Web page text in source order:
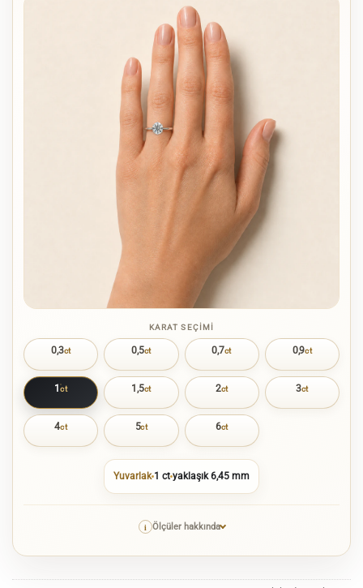
KARAT SEÇIMI
0,3ct 0,5ct 0,7ct 0,9ct
1ct 1,5ct 2ct 3ct
4ct 5ct 6ct
Yuvarlak 1 ct yaklaşık 6,45 mm
i Ölçüler hakkında